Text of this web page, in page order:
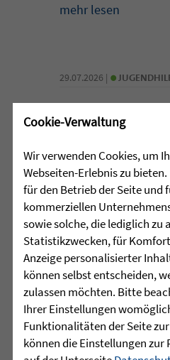
mehr lesen
29.07.2026 | •
Vertrauen. Mehr
manchmal nicht.
Acht junge Menschen
ihren erfolgreichen
Klasse in der
Martinshaus ...
mehr lesen
29.07.2026 |• HÖR-
Projektwoche
Cookie-Verwaltung
Wir verwenden Cookies, um
Webseiten-Erlebnis zu
für den Betrieb der Seite und
kommerziellen
sowie solche, die lediglich zu
Statistikzwecken, für
Anzeige personalisierter
können selbst entscheiden,
zulassen möchten. Bitte
Ihrer Einstellungen
Funktionalitäten der Seite
können die Einstellungen